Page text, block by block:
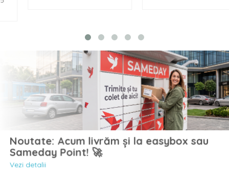
Noutate: Acum livrăm și la easybox sau
Sameday Point! 🚀
Vezi detalii